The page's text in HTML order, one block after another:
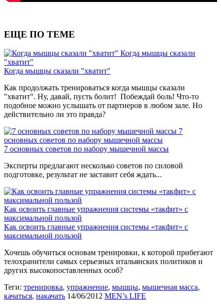
ЕЩЕ ПО ТЕМЕ
Когда мышцы сказали
"хватит"
Когда мышцы сказали "хватит"
Как продолжать тренироваться когда мышцы сказали
"хватит". Ну, давай, пусть болит! Побеждай боль! Что-то
подобное можно услышать от партнеров в любом зале. Но
действительно ли это правда?
7
основных советов по набору мышечной массы
7 основных советов по набору мышечной массы
Эксперты предлагают несколько советов по силовой
подготовке, результат не заставит себя ждать...
Как освоить главные упражнения системы «такфит» с
максимальной пользой
Как освоить главные упражнения системы «такфит» с
максимальной пользой
Хочешь обучиться основам тренировки, к которой прибегают
телохранители самых серьезных итальянских политиков и
других высокопоставленных особ?
Теги: тренировка, упражнение, мышцы, мышечная масса,
качаться, накачать 14/06/2012 MEN’s LIFE